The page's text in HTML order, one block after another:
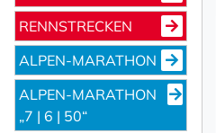
RENNSTRECKEN
ALPEN-MARATHON
ALPEN-MARATHON
„7 | 6 | 50“